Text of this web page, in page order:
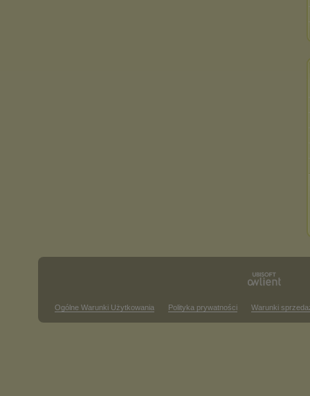
Ogólne Warunki Użytkowania Polityka prywatności Warunki